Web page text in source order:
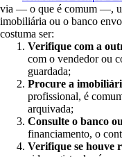
via — o que é comum —,
imobiliária ou o banco
costuma ser:
Verifique com a
com o vendedor ou
guardada;
Procure a
profissional, é
arquivada;
Consulte o banco
financiamento, o
Verifique se houve